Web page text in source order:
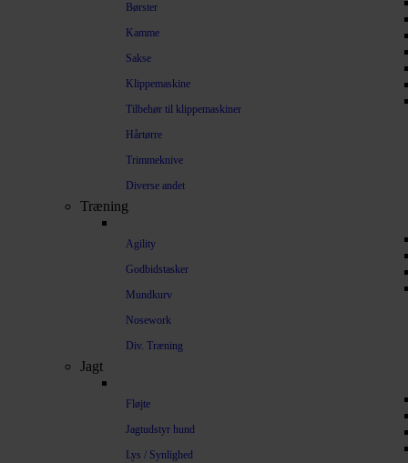
Børster
Kamme
Sakse
Klippemaskine
Tilbehør til klippemaskiner
Hårtørre
Trimmeknive
Diverse andet
Træning
Agility
Godbidstasker
Mundkurv
Nosework
Div. Træning
Jagt
Fløjte
Jagtudstyr hund
Lys / Synlighed